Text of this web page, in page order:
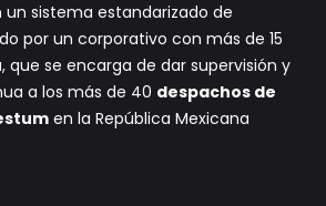
sistema estandarizado de
por un corporativo con más de 15
que se encarga de dar supervisión y
a los más de 40 despachos de
en la República Mexicana